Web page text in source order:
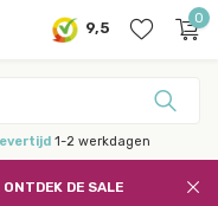
9,5
0
1-2 werkdagen
ONTDEK DE SALE